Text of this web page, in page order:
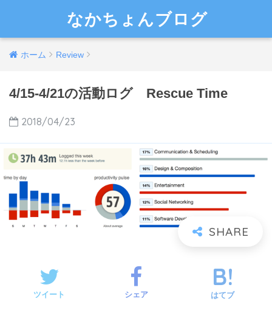
なかちょんブログ
ホーム Review
4/15-4/21の活動ログ Rescue Time
2018/04/23
ツイート シェア はてブ